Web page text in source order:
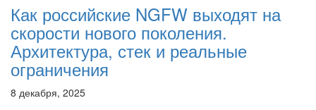
Как российские NGFW выходят на
скорости нового поколения.
Архитектура, стек и реальные
ограничения
8 декабря, 2025